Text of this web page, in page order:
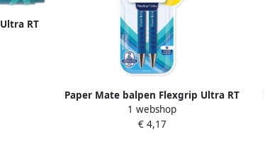
RT
Paper Mate balpen Flexgrip Ultra RT
medium blauw blister van 2 stuks
1 webshop
€ 4,17